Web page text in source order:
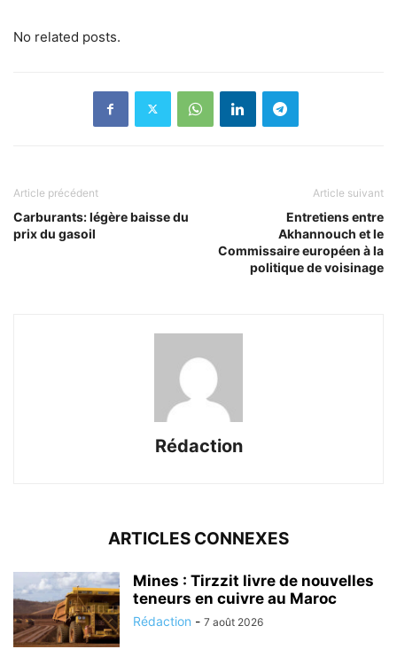
No related posts.
Article précédent
Carburants: légère baisse du
prix du gasoil
Article suivant
Entretiens entre
Akhannouch et le
Commissaire européen à la
politique de voisinage
Rédaction
ARTICLES CONNEXES
Mines : Tirzzit livre de nouvelles
teneurs en cuivre au Maroc
Rédaction - 7 août 2026